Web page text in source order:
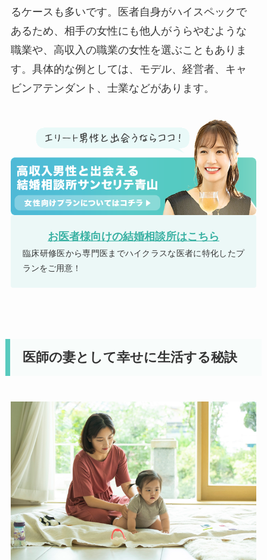
るケースも多いです。医者自身がハイスペックで
あるため、相手の女性にも他人がうらやむような
職業や、高収入の職業の女性を選ぶこともありま
す。具体的な例としては、モデル、経営者、キャ
ビンアテンダント、士業などがあります。
お医者様向けの結婚相談所はこちら
臨床研修医から専門医までハイクラスな医者に特化したプ
ランをご用意！
医師の妻として幸せに生活する秘訣